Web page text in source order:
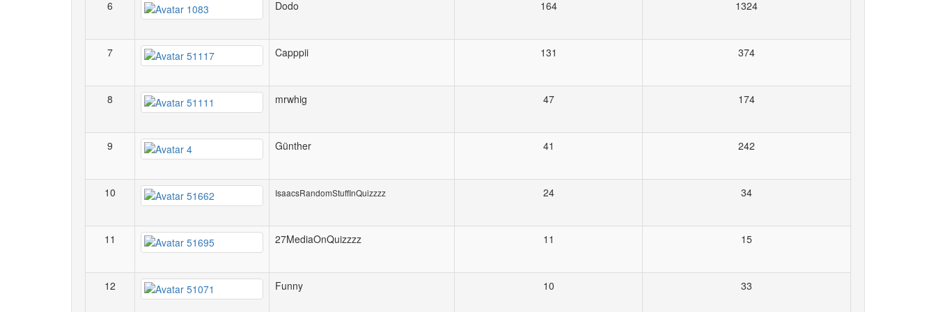
6 Dodo 164 1324
7 Capppii 131 374
8 mrwhig 47 174
9 Günther 41 242
10 IsaacsRandomStuffInQuizzzz 24 34
11 27MediaOnQuizzzz 11 15
12 Funny 10 33